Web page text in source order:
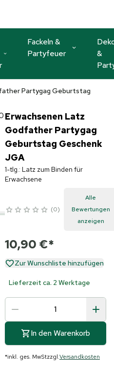
Fackeln &
Partyfeuer
&
Partygag Geburtstag
Erwachsenen Latz
Godfather Partygag
Geburtstag Geschenk
JGA
1-tlg.: Latz zum Binden für
Erwachsene
0
Alle
Bewertungen
anzeigen
10,90 €*
Zur Wunschliste hinzufügen
Lieferzeit ca. 2 Werktage
In den Warenkorb
*inkl. ges. MwStzzgl.Versandkosten